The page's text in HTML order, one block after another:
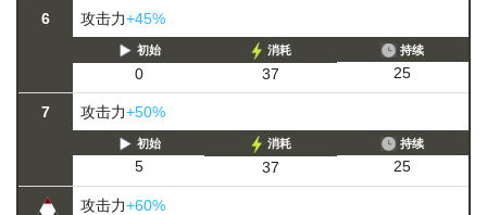
6 攻击力+45%
初始
0
消耗
37
持续
25
7 攻击力+50%
初始
5
消耗
37
持续
25
攻击力+60%